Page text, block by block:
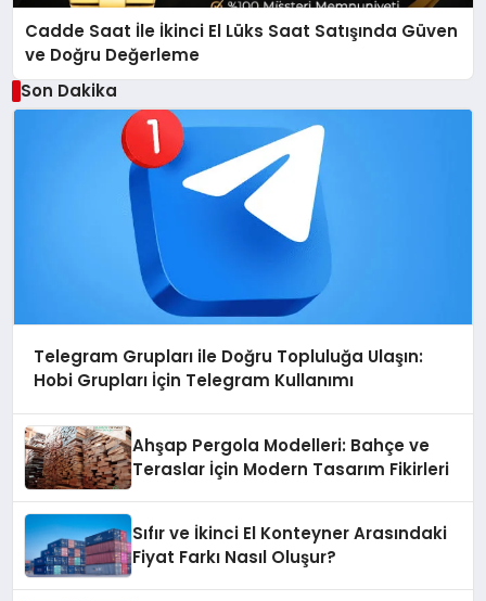
Cadde Saat İle İkinci El Lüks Saat Satışında Güven
ve Doğru Değerleme
Son Dakika
Telegram Grupları ile Doğru Topluluğa Ulaşın:
Hobi Grupları İçin Telegram Kullanımı
Ahşap Pergola Modelleri: Bahçe ve
Teraslar İçin Modern Tasarım Fikirleri
Sıfır ve İkinci El Konteyner Arasındaki
Fiyat Farkı Nasıl Oluşur?